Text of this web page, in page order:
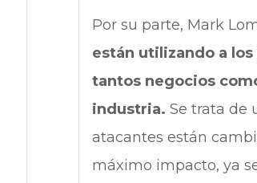
Por su parte, Mark
están utilizando a
tantos negocios
industria. Se trata de
atacantes están
máximo impacto, ya